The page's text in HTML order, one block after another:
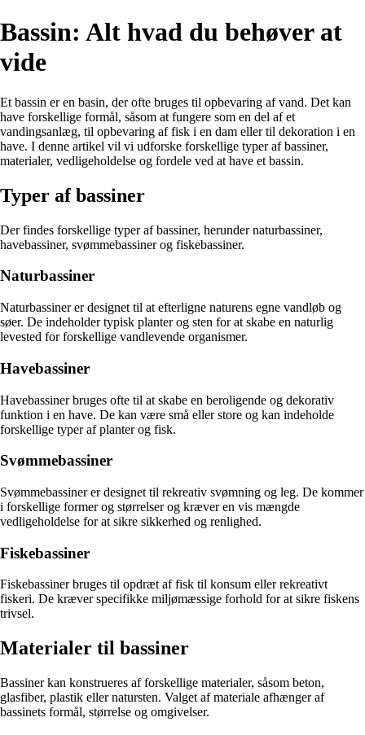
Bassin: Alt hvad du behøver at
vide
Et bassin er en basin, der ofte bruges til opbevaring af vand. Det kan
have forskellige formål, såsom at fungere som en del af et
vandingsanlæg, til opbevaring af fisk i en dam eller til dekoration i en
have. I denne artikel vil vi udforske forskellige typer af bassiner,
materialer, vedligeholdelse og fordele ved at have et bassin.
Typer af bassiner
Der findes forskellige typer af bassiner, herunder naturbassiner,
havebassiner, svømmebassiner og fiskebassiner.
Naturbassiner
Naturbassiner er designet til at efterligne naturens egne vandløb og
søer. De indeholder typisk planter og sten for at skabe en naturlig
levested for forskellige vandlevende organismer.
Havebassiner
Havebassiner bruges ofte til at skabe en beroligende og dekorativ
funktion i en have. De kan være små eller store og kan indeholde
forskellige typer af planter og fisk.
Svømmebassiner
Svømmebassiner er designet til rekreativ svømning og leg. De kommer
i forskellige former og størrelser og kræver en vis mængde
vedligeholdelse for at sikre sikkerhed og renlighed.
Fiskebassiner
Fiskebassiner bruges til opdræt af fisk til konsum eller rekreativt
fiskeri. De kræver specifikke miljømæssige forhold for at sikre fiskens
trivsel.
Materialer til bassiner
Bassiner kan konstrueres af forskellige materialer, såsom beton,
glasfiber, plastik eller natursten. Valget af materiale afhænger af
bassinets formål, størrelse og omgivelser.